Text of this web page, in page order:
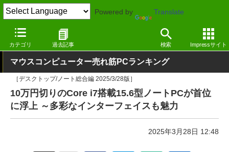
Powered by Translate
カテゴリ 過去記事 検索 Impressサイト
窓の杜 システム・ファイル Windows
マウスコンピューター売れ筋PCランキング
［デスクトップ/ノート総合編 2025/3/28版］
10万円切りのCore i7搭載15.6型ノートPCが首位
に浮上 ～多彩なインターフェイスも魅力
2025年3月28日 12:48